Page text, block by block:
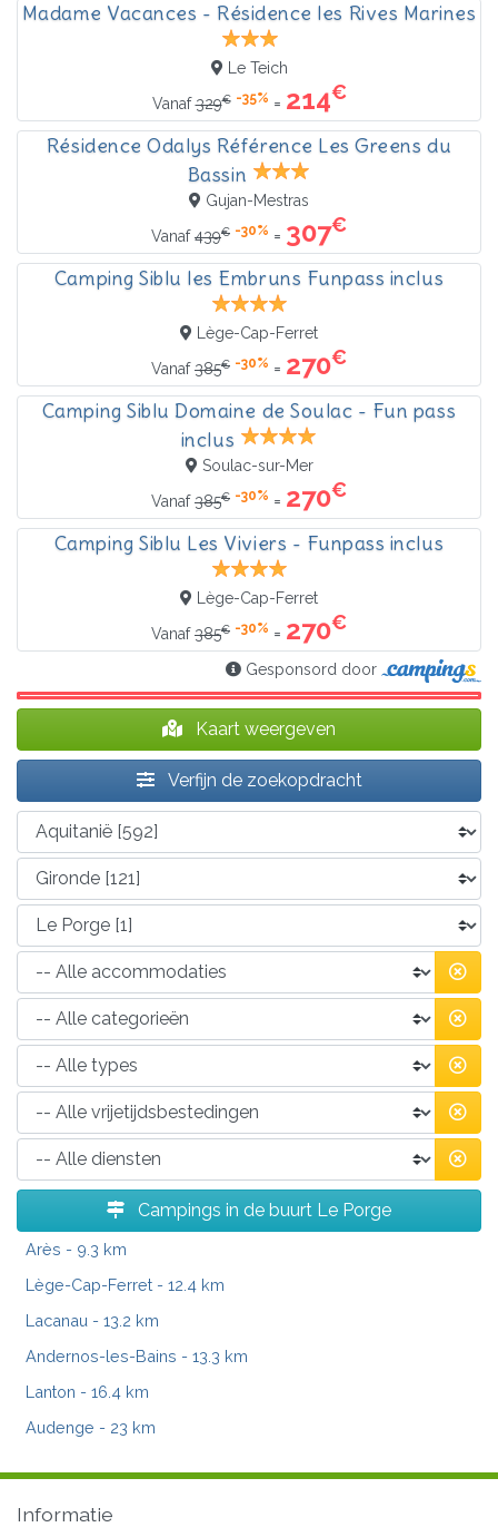
Madame Vacances - Résidence les Rives Marines
Le Teich
Vanaf329€ -35% = 214€
Résidence Odalys Référence Les Greens du
Bassin
Gujan-Mestras
Vanaf439€ -30% = 307€
Camping Siblu les Embruns Funpass inclus
Lège-Cap-Ferret
Vanaf385€ -30% = 270€
Camping Siblu Domaine de Soulac - Fun pass
inclus
Soulac-sur-Mer
Vanaf385€ -30% = 270€
Camping Siblu Les Viviers - Funpass inclus
Lège-Cap-Ferret
Vanaf385€ -30% = 270€
Gesponsord door
Kaart weergeven
Verfijn de zoekopdracht
Campings in de buurt Le Porge
Arès - 9.3 km
Lège-Cap-Ferret - 12.4 km
Lacanau - 13.2 km
Andernos-les-Bains - 13.3 km
Lanton - 16.4 km
Audenge - 23 km
Informatie